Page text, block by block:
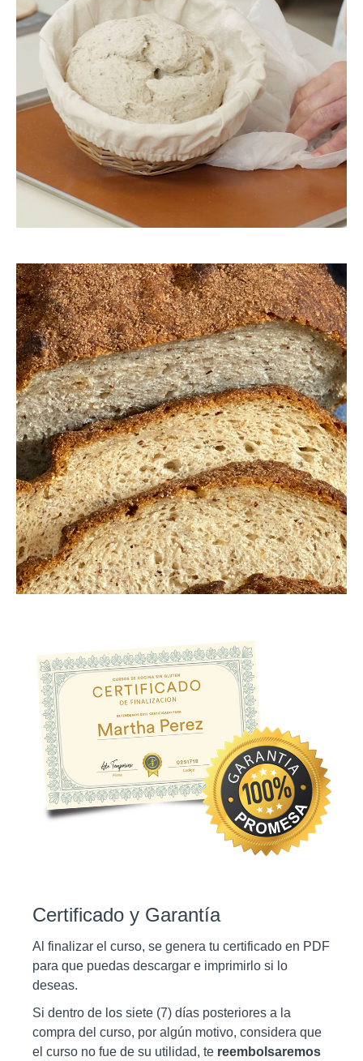
Certificado y Garantía
Al finalizar el curso, se genera tu certificado en PDF
para que puedas descargar e imprimirlo si lo
deseas.
Si dentro de los siete (7) días posteriores a la
compra del curso, por algún motivo, considera que
el curso no fue de su utilidad, te reembolsaremos